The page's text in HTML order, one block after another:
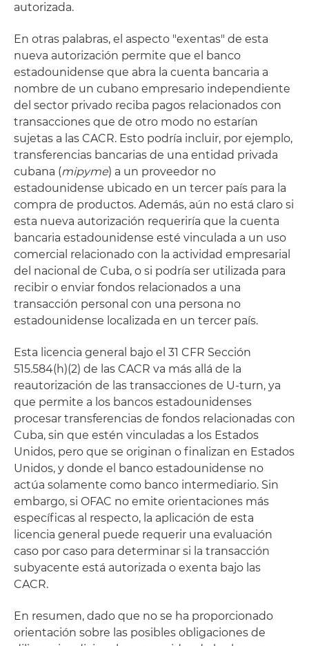
autorizada.
En otras palabras, el aspecto "exentas" de esta
nueva autorización permite que el banco
estadounidense que abra la cuenta bancaria a
nombre de un cubano empresario independiente
del sector privado reciba pagos relacionados con
transacciones que de otro modo no estarían
sujetas a las CACR. Esto podría incluir, por ejemplo,
transferencias bancarias de una entidad privada
cubana (mipyme) a un proveedor no
estadounidense ubicado en un tercer país para la
compra de productos. Además, aún no está claro si
esta nueva autorización requeriría que la cuenta
bancaria estadounidense esté vinculada a un uso
comercial relacionado con la actividad empresarial
del nacional de Cuba, o si podría ser utilizada para
recibir o enviar fondos relacionados a una
transacción personal con una persona no
estadounidense localizada en un tercer país.
Esta licencia general bajo el 31 CFR Sección
515.584(h)(2) de las CACR va más allá de la
reautorización de las transacciones de U-turn, ya
que permite a los bancos estadounidenses
procesar transferencias de fondos relacionadas con
Cuba, sin que estén vinculadas a los Estados
Unidos, pero que se originan o finalizan en Estados
Unidos, y donde el banco estadounidense no
actúa solamente como banco intermediario. Sin
embargo, si OFAC no emite orientaciones más
específicas al respecto, la aplicación de esta
licencia general puede requerir una evaluación
caso por caso para determinar si la transacción
subyacente está autorizada o exenta bajo las
CACR.
En resumen, dado que no se ha proporcionado
orientación sobre las posibles obligaciones de